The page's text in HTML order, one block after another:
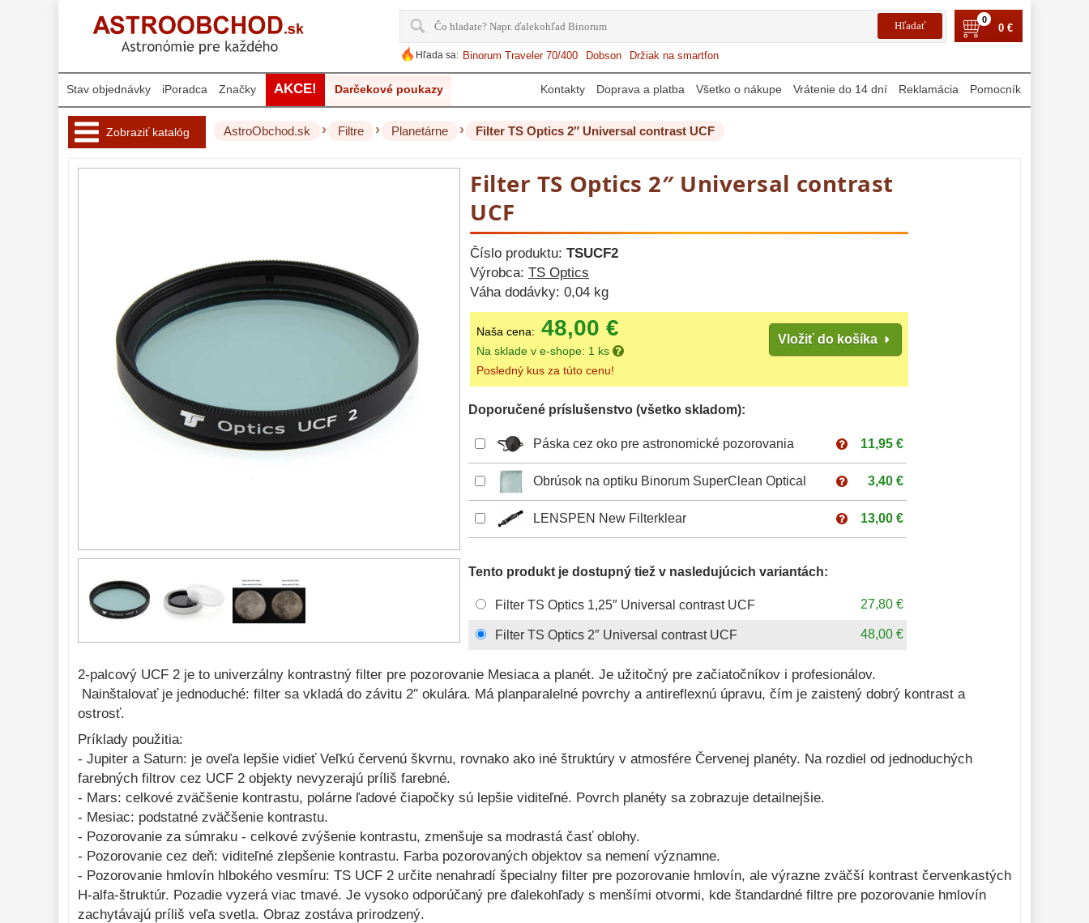
0
0 €
Hľada sa: Binorum Traveler 70/400 Dobson Držiak na smartfon
Stav objednávky iPoradca Značky AKCE! Darčekové poukazy Kontakty Doprava a platba Všetko o nákupe Vrátenie do 14 dní Reklamácia Pomocník
Zobraziť katalóg
polarizačné
23
Slnečné 42
CLS a UHC 14
Širokopásmové
21
4
2
Planetárne
hranoly
Astrofotografia
Komponenty 78
Binokulárne 286
Diaľkomery a Nočné
videnie
Monokulárne
Mikroskopy 93
Meteostanice
Foto stativy 10
Lupy
Literatúra 10
Darčekové
poukazy
AstroObchod.sk › Filtre › Planetárne › Filter TS Optics 2″ Universal contrast UCF
Filter TS Optics 2″ Universal contrast
UCF
Číslo produktu: TSUCF2
Výrobca: TS Optics
Váha dodávky: 0,04 kg
Naša cena: 48,00 €
Na sklade v e-shope: 1 ks
Vložiť do košíka
Posledný kus za túto cenu!
Doporučené príslušenstvo (všetko skladom):
Páska cez oko pre astronomické pozorovania 11,95 €
Obrúsok na optiku Binorum SuperClean Optical 3,40 €
LENSPEN New Filterklear 13,00 €
Tento produkt je dostupný tiež v nasledujúcich variantách:
Filter TS Optics 1,25″ Universal contrast UCF 27,80 €
Filter TS Optics 2″ Universal contrast UCF 48,00 €
2-palcový UCF 2 je to univerzálny kontrastný filter pre pozorovanie Mesiaca a planét. Je užitočný pre začiatočníkov i profesionálov.
Nainštalovať je jednoduché: filter sa vkladá do závitu 2″ okulára. Má planparalelné povrchy a antireflexnú úpravu, čím je zaistený dobrý kontrast a
ostrosť.
Príklady použitia:
- Jupiter a Saturn: je oveľa lepšie vidieť Veľkú červenú škvrnu, rovnako ako iné štruktúry v atmosfére Červenej planéty. Na rozdiel od jednoduchých
farebných filtrov cez UCF 2 objekty nevyzerajú príliš farebné.
- Mars: celkové zväčšenie kontrastu, polárne ľadové čiapočky sú lepšie viditeľné. Povrch planéty sa zobrazuje detailnejšie.
- Mesiac: podstatné zväčšenie kontrastu.
- Pozorovanie za súmraku - celkové zvýšenie kontrastu, zmenšuje sa modrastá časť oblohy.
- Pozorovanie cez deň: viditeľné zlepšenie kontrastu. Farba pozorovaných objektov sa nemení významne.
- Pozorovanie hmlovín hlbokého vesmíru: TS UCF 2 určite nenahradí špecialny filter pre pozorovanie hmlovín, ale výrazne zväčší kontrast červenkastých
H-alfa-štruktúr. Pozadie vyzerá viac tmavé. Je vysoko odporúčaný pre ďalekohľady s menšími otvormi, kde štandardné filtre pre pozorovanie hmlovín
zachytávajú príliš veľa svetla. Obraz zostáva prirodzený.